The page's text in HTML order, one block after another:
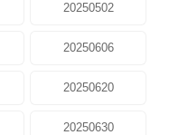
20250502
20250606
20250620
20250630